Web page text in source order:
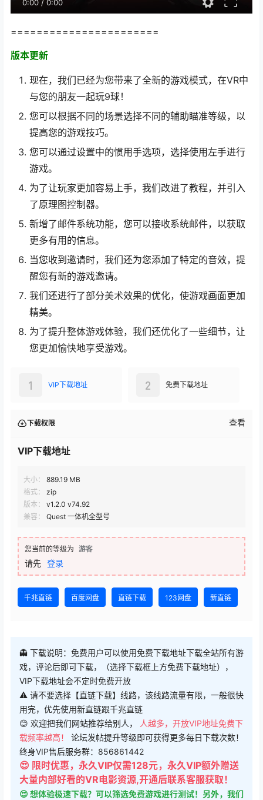
0:00 / 0:00
=======================
版本更新
现在，我们已经为您带来了全新的游戏模式，在VR中
与您的朋友一起玩9球！
您可以根据不同的场景选择不同的辅助瞄准等级，以
提高您的游戏技巧。
您可以通过设置中的惯用手选项，选择使用左手进行
游戏。
为了让玩家更加容易上手，我们改进了教程，并引入
了原理图控制器。
新增了邮件系统功能，您可以接收系统邮件，以获取
更多有用的信息。
当您收到邀请时，我们还为您添加了特定的音效，提
醒您有新的游戏邀请。
我们还进行了部分美术效果的优化，使游戏画面更加
精美。
为了提升整体游戏体验，我们还优化了一些细节，让
您更加愉快地享受游戏。
VIP下载地址
1 免费下载地址
2
下载权限 查看
VIP下载地址
大小：
889.19 MB
格式：
zip
版本：
v1.2.0 v74.92
兼容：
Quest 一体机全型号
您当前的等级为 游客
请先 登录
千兆直链 百度网盘 直链下载 123网盘 新直链
👻 下载说明：免费用户可以使用免费下载地址下载全站所有游
戏，评论后即可下载，（选择下载框上方免费下载地址），
VIP下载地址会不定时免费开放
⚠ 请不要选择【直链下载】线路，该线路流量有限，一般很快
用完，优先使用新直链跟千兆直链
😊 欢迎把我们网站推荐给别人，
人越多，开放VIP地址免费下
载频率越高！ 论坛发帖提升等级即可获得更多每日下载次数！
终身VIP售后服务群：856861442
😍 限时优惠，永久VIP仅需128元，永久VIP额外赠送
大量内部好看的VR电影资源,开通后联系客服获取！
😍 想体验极速下载？可以筛选免费游戏进行测试！另外，我们